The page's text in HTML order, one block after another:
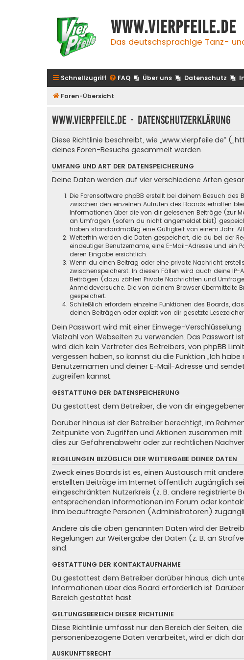
www.vierpfeile.de
Das deutschsprachige Tanz-
Schnellzugriff FAQ Über uns Datenschutz
Foren-Übersicht
www.vierpfeile.de - Datenschutzerklärung
Diese Richtlinie beschreibt, wie „www.vierpfeile.de“
deines Foren-Besuchs gesammelt werden.
UMFANG UND ART DER DATENSPEICHERUNG
Deine Daten werden auf vier verschiedene Arten
Die Forensoftware phpBB erstellt bei deinem Besuch
zwischen den einzelnen Aufrufen des Boards erhalten
Informationen über die von dir gelesenen Beiträge (zur
an Umfragen (sofern du nicht angemeldet bist)
haben standardmäßig eine Gültigkeit von einem Jahr.
Weiterhin werden die Daten gespeichert, die du bei der
eindeutiger Benutzername, eine E-Mail-Adresse und
deren Eingabe ersichtlich.
Wenn du einen Beitrag oder eine private Nachricht
zwischenspeicherst. In diesen Fällen wird auch deine
Beiträgen (dazu zählen Private Nachrichten und
Anmeldeversuche. Die von deinem Browser
gespeichert.
Schließlich erfordern einzelne Funktionen des Boards,
deinen Beiträgen oder explizit von dir gesetzte
Dein Passwort wird mit einer Einwege-
Vielzahl von Webseiten zu verwenden. Das Passwort
wird dich kein Vertreter des Betreibers, von phpBB
vergessen haben, so kannst du die Funktion „Ich
Benutzernamen und deiner E-Mail-Adresse und
zugreifen kannst.
GESTATTUNG DER DATENSPEICHERUNG
Du gestattest dem Betreiber, die von dir
Darüber hinaus ist der Betreiber berechtigt, im
Zeitpunkte von Zugriffen und Aktionen zusammen
dies zur Gefahrenabwehr oder zur rechtlichen
REGELUNGEN BEZÜGLICH DER WEITERGABE DEINER DATEN
Zweck eines Boards ist es, einen Austausch mit
erstellten Beiträge im Internet öffentlich zugänglich
eingeschränkten Nutzerkreis (z. B. andere registrierte
entsprechenden Informationen im Forum oder
ihm beauftragte Personen (Administratoren)
Andere als die oben genannten Daten wird der
Regelungen zur Weitergabe der Daten (z. B. an
sind.
GESTATTUNG DER KONTAKTAUFNAHME
Du gestattest dem Betreiber darüber hinaus, dich
Informationen über das Board erforderlich ist.
Bereich gestattet hast.
GELTUNGSBEREICH DIESER RICHTLINIE
Diese Richtlinie umfasst nur den Bereich der Seiten,
personenbezogene Daten verarbeitet, wird er dich
AUSKUNFTSRECHT